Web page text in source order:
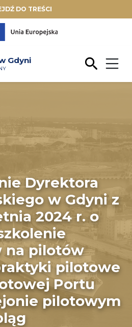
DO TREŚCI
Gdyni
Dyrektora
w Gdyni z
2024 r. o
na pilotów
pilotowe
Portu
pilotowym